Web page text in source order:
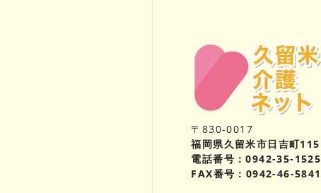
〒830-0017
福岡県久留米市日吉町115
電話番号：0942-35-1525
FAX番号：0942-46-5841